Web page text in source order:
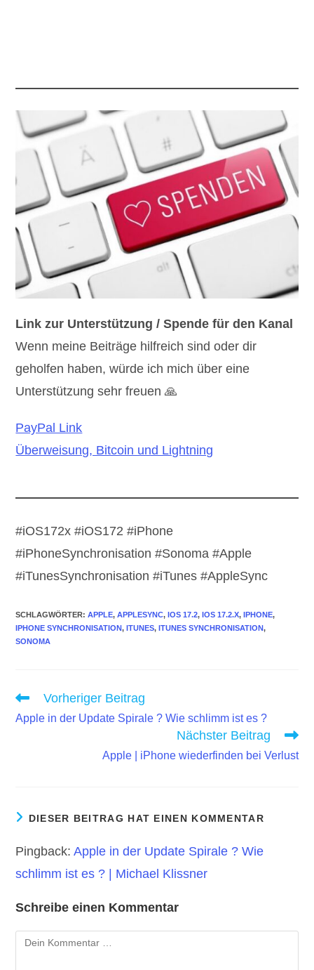
Link zur Unterstützung / Spende für den Kanal
Wenn meine Beiträge hilfreich sind oder dir
geholfen haben, würde ich mich über eine
Unterstützung sehr freuen 🙏
PayPal Link
Überweisung, Bitcoin und Lightning
#iOS172x #iOS172 #iPhone
#iPhoneSynchronisation #Sonoma #Apple
#iTunesSynchronisation #iTunes #AppleSync
SCHLAGWÖRTER:APPLE, APPLESYNC, IOS 17.2, IOS 17.2.X, IPHONE,
IPHONE SYNCHRONISATION, ITUNES, ITUNES SYNCHRONISATION,
SONOMA
Weitere
ansehen
Vorheriger Beitrag
Apple in der Update Spirale ? Wie schlimm ist es ?
Nächster Beitrag
Apple | iPhone wiederfinden bei Verlust
DIESER BEITRAG HAT EINEN KOMMENTAR
Pingback:Apple in der Update Spirale ? Wie
schlimm ist es ? | Michael Klissner
Schreibe einen Kommentar
Kommentar